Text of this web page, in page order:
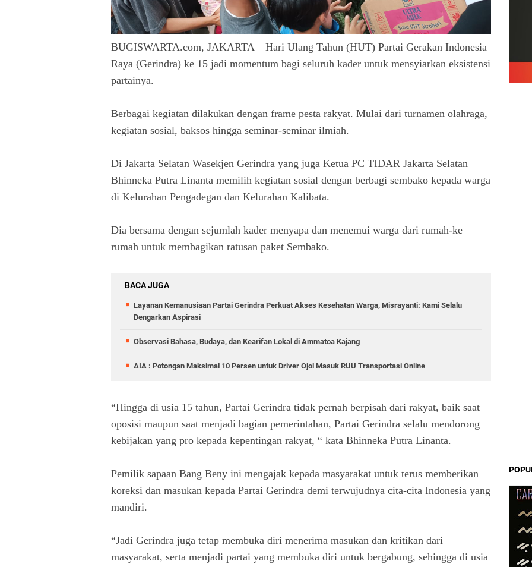
BUGISWARTA.com, JAKARTA – Hari Ulang Tahun (HUT) Partai Gerakan Indonesia
Raya (Gerindra) ke 15 jadi momentum bagi seluruh kader untuk mensyiarkan eksistensi
partainya.
Berbagai kegiatan dilakukan dengan frame pesta rakyat. Mulai dari turnamen olahraga,
kegiatan sosial, baksos hingga seminar-seminar ilmiah.
Di Jakarta Selatan Wasekjen Gerindra yang juga Ketua PC TIDAR Jakarta Selatan
Bhinneka Putra Linanta memilih kegiatan sosial dengan berbagi sembako kepada warga
di Kelurahan Pengadegan dan Kelurahan Kalibata.
Dia bersama dengan sejumlah kader menyapa dan menemui warga dari rumah-ke
rumah untuk membagikan ratusan paket Sembako.
BACA JUGA
Layanan Kemanusiaan Partai Gerindra Perkuat Akses Kesehatan Warga, Misrayanti: Kami Selalu
Dengarkan Aspirasi
Observasi Bahasa, Budaya, dan Kearifan Lokal di Ammatoa Kajang
AIA : Potongan Maksimal 10 Persen untuk Driver Ojol Masuk RUU Transportasi Online
“Hingga di usia 15 tahun, Partai Gerindra tidak pernah berpisah dari rakyat, baik saat
oposisi maupun saat menjadi bagian pemerintahan, Partai Gerindra selalu mendorong
kebijakan yang pro kepada kepentingan rakyat, “ kata Bhinneka Putra Linanta.
Pemilik sapaan Bang Beny ini mengajak kepada masyarakat untuk terus memberikan
koreksi dan masukan kepada Partai Gerindra demi terwujudnya cita-cita Indonesia yang
mandiri.
“Jadi Gerindra juga tetap membuka diri menerima masukan dan kritikan dari
masyarakat, serta menjadi partai yang membuka diri untuk bergabung, sehingga di usia